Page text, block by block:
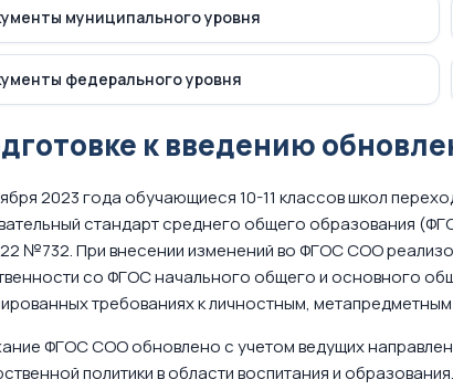
муниципального уровня
федерального уровня
к введению
2023 года обучающиеся 10-11 классов школ
стандарт среднего общего образования
№732. При внесении изменений во ФГОС СОО
со ФГОС начального общего и основного
требованиях к личностным,
ФГОС СОО обновлено с учетом ведущих
политики в области воспитания и образования.